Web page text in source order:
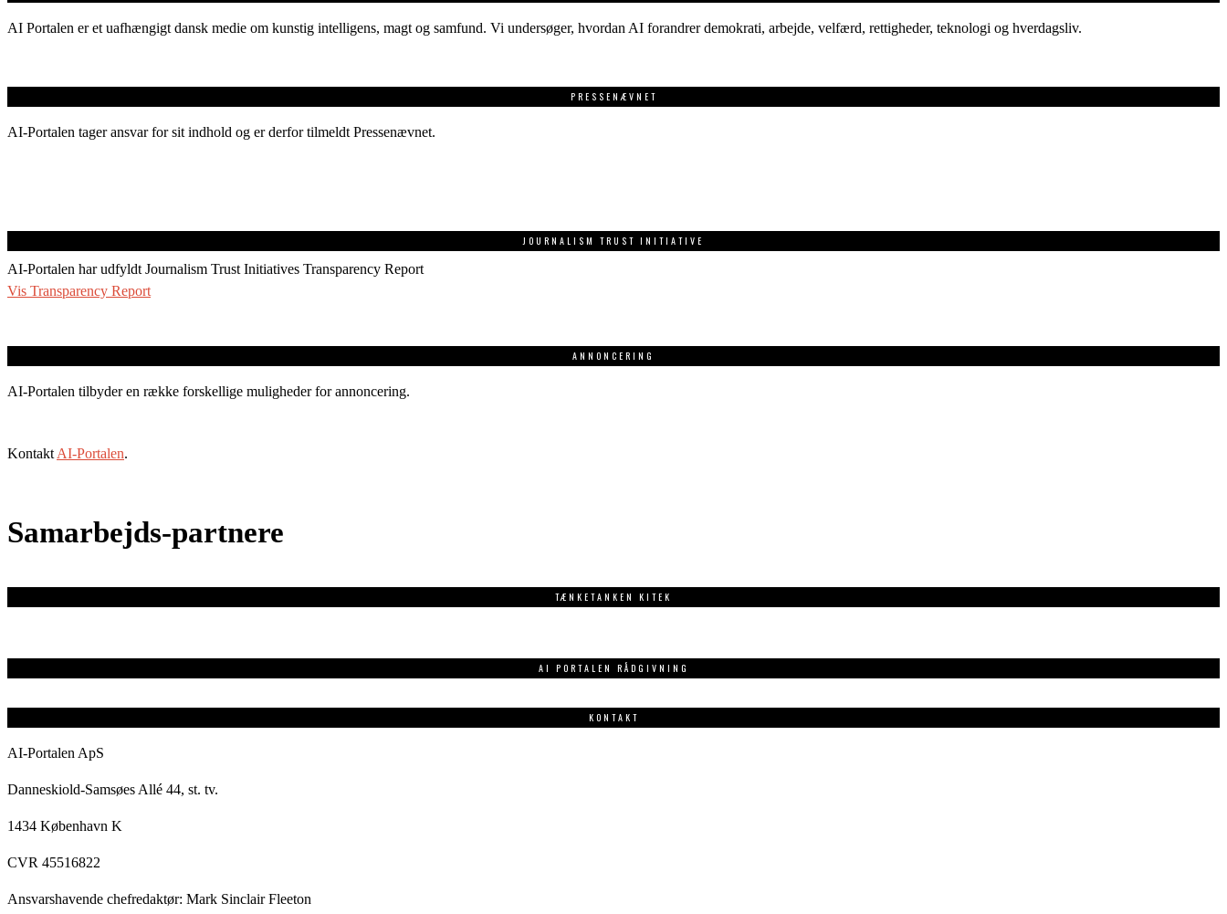
AI Portalen er et uafhængigt dansk medie om kunstig intelligens, magt og samfund. Vi undersøger, hvordan AI forandrer demokrati, arbejde, velfærd, rettigheder, teknologi og hverdagsliv.
PRESSENÆVNET
AI-Portalen tager ansvar for sit indhold og er derfor tilmeldt Pressenævnet.
JOURNALISM TRUST INITIATIVE
AI-Portalen har udfyldt Journalism Trust Initiatives Transparency Report
Vis Transparency Report
ANNONCERING
AI-Portalen tilbyder en række forskellige muligheder for annoncering.
Kontakt AI-Portalen.
Samarbejds-partnere
TÆNKETANKEN KITEK
AI PORTALEN RÅDGIVNING
KONTAKT
AI-Portalen ApS
Danneskiold-Samsøes Allé 44, st. tv.
1434 København K
CVR 45516822
Ansvarshavende chefredaktør: Mark Sinclair Fleeton